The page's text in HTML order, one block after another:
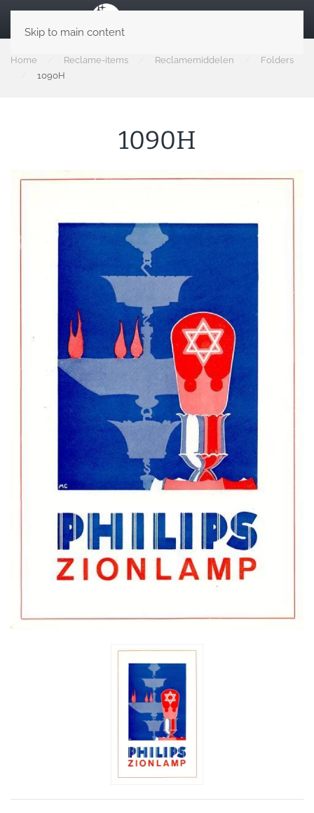
Skip to main content
Home Reclame-items Reclamemiddelen
Folders
1090H
1090H